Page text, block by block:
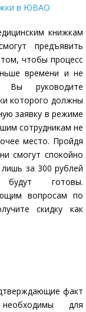
в ЮВАО
книжкам
предъявить
чтобы процесс
времени и не
Вы руководите
которого должны
заявку в режиме
сотрудникам не
место. Пройдя
смогут спокойно
за 300 рублей
готовы.
вопросам по
скидку как
факт
для